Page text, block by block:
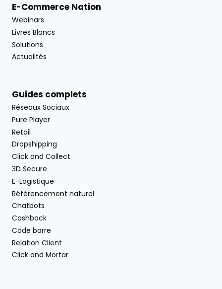
E-Commerce Nation
Webinars
Livres Blancs
Solutions
Actualités
Guides complets
Réseaux Sociaux
Pure Player
Retail
Dropshipping
Click and Collect
3D Secure
E-Logistique
Référencement naturel
Chatbots
Cashback
Code barre
Relation Client
Click and Mortar